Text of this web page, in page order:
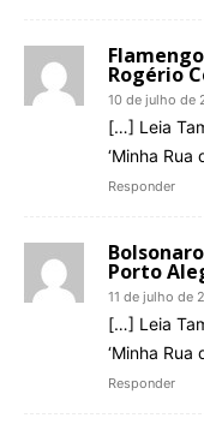
Rogério
10 de julho de
[…] Leia
‘Minha
Responder
Porto
11 de julho de
[…] Leia
‘Minha
Responder